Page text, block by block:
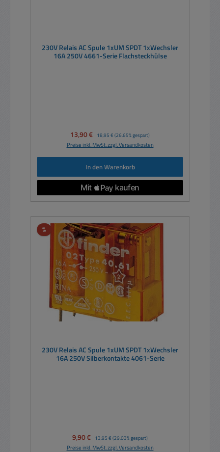
230V Relais AC Spule 1xUM SPDT 1xWechsler
16A 250V 4661-Serie Flachsteckhülse
Verkaufspreis:
13,90 € Regulärer Preis:
18,95 € (26.65% gespart)
Preise inkl. MwSt. zzgl. Versandkosten
In den Warenkorb
%Rabatt
230V Relais AC Spule 1xUM SPDT 1xWechsler
16A 250V Silberkontakte 4061-Serie
Verkaufspreis:
9,90 € Regulärer Preis:
13,95 € (29.03% gespart)
Preise inkl. MwSt. zzgl. Versandkosten